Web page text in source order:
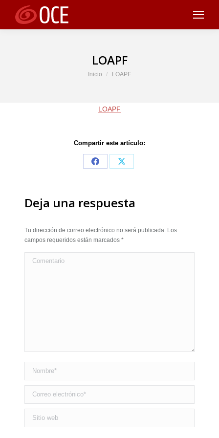
LOAPF
Estás aquí:
Inicio LOAPF
LOAPF
Compartir este artículo:
Share
Share
Deja una respuesta
Tu dirección de correo electrónico no será publicada. Los
campos requeridos están marcados *
Comentario
Nombre *
Correo electrónico *
Sitio web